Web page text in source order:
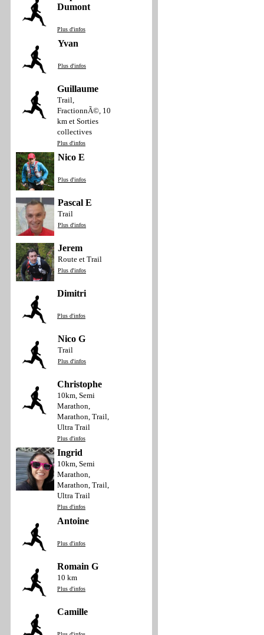
Dumont
Plus d'infos
Yvan
Plus d'infos
Guillaume
Trail,
FractionnÃ©, 10
km et Sorties
collectives
Plus d'infos
Nico E
Plus d'infos
Pascal E
Trail
Plus d'infos
Jerem
Route et Trail
Plus d'infos
Dimitri
Plus d'infos
Nico G
Trail
Plus d'infos
Christophe
10km, Semi
Marathon,
Marathon, Trail,
Ultra Trail
Plus d'infos
Ingrid
10km, Semi
Marathon,
Marathon, Trail,
Ultra Trail
Plus d'infos
Antoine
Plus d'infos
Romain G
10 km
Plus d'infos
Camille